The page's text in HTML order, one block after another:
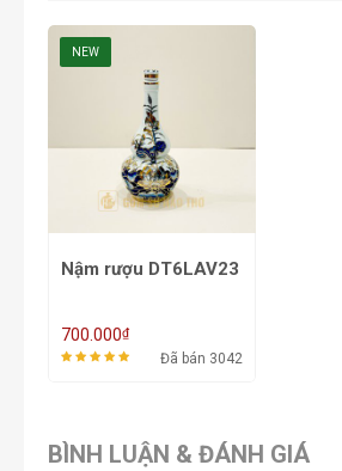
NEW
Nậm rượu DT6LAV23
700.000₫
Đã bán 3042
BÌNH LUẬN & ĐÁNH GIÁ